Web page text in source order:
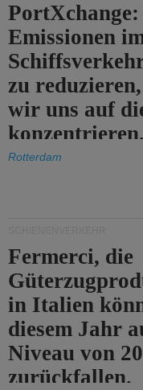
Emissionen
zu
wir uns auf
konzentrieren.
Rotterdam
Fermerci, die
in Italien
diesem Jahr
Niveau von
zurückfallen.